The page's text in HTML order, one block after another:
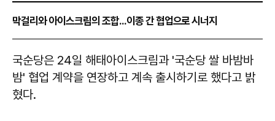
막걸리와 아이스크림의 조합...이종 간 협업으로 시너지
국순당은 24일 해태아이스크림과 '국순당 쌀 바밤바
밤' 협업 계약을 연장하고 계속 출시하기로 했다고 밝
혔다.